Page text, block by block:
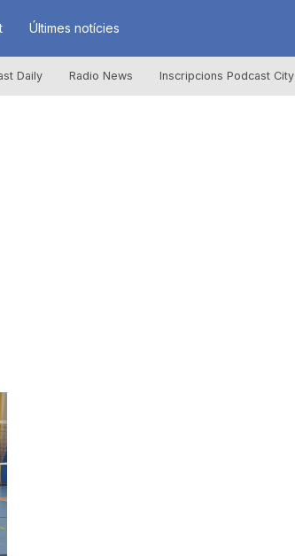
Últimes notícies
Daily Radio News Inscripcions Podcast City